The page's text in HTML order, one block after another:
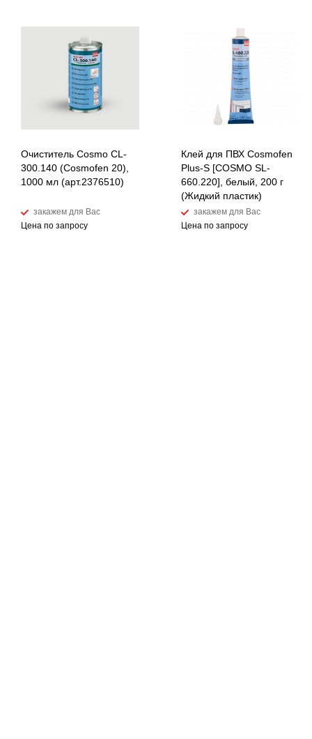
Очиститель Cosmo CL-
300.140 (Cosmofen 20),
1000 мл (арт.2376510)
закажем для Вас
Цена по запросу
Клей для ПВХ Cosmofen
Plus-S [COSMO SL-
660.220], белый, 200 г
(Жидкий пластик)
закажем для Вас
Цена по запросу